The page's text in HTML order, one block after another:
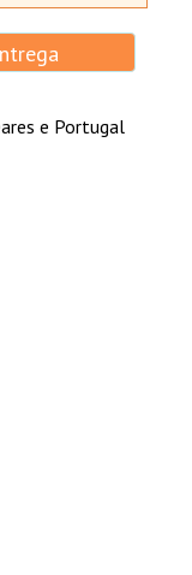
e Portugal
de segurança.
e eléctrico.
e outro
de